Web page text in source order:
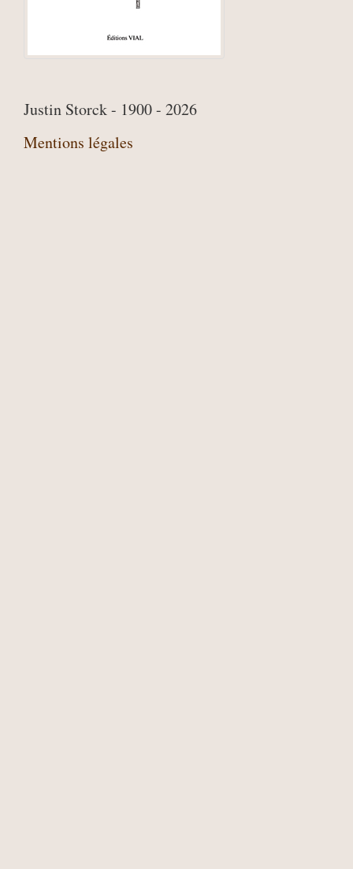
Justin Storck - 1900 - 2026
Mentions légales